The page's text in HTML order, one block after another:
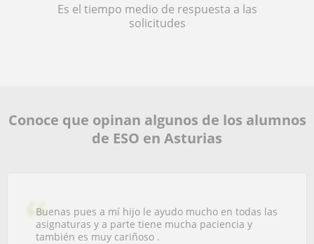
Es el tiempo medio de respuesta a las
solicitudes
Conoce que opinan algunos de los alumnos
de ESO en Asturias
Buenas pues a mí hijo le ayudo mucho en todas las
asignaturas y a parte tiene mucha paciencia y
también es muy cariñoso .